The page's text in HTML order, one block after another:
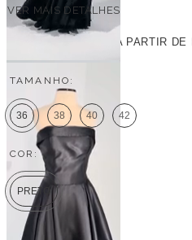
VER MAIS DETALHES
A PARTIR DE
TAMANHO:
36 38 40 42
COR:
PRETO